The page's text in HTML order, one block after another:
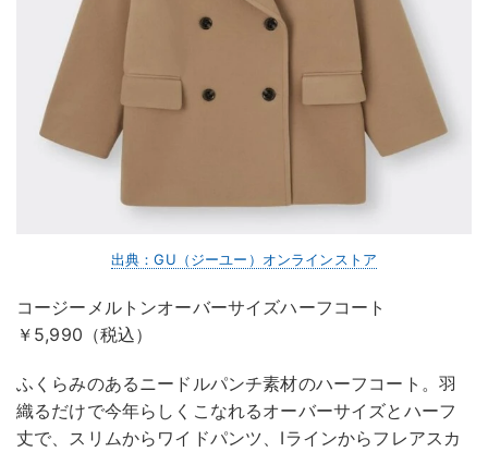
出典：GU（ジーユー）オンラインストア
コージーメルトンオーバーサイズハーフコート
￥5,990（税込）
ふくらみのあるニードルパンチ素材のハーフコート。羽
織るだけで今年らしくこなれるオーバーサイズとハーフ
丈で、スリムからワイドパンツ、Iラインからフレアスカ